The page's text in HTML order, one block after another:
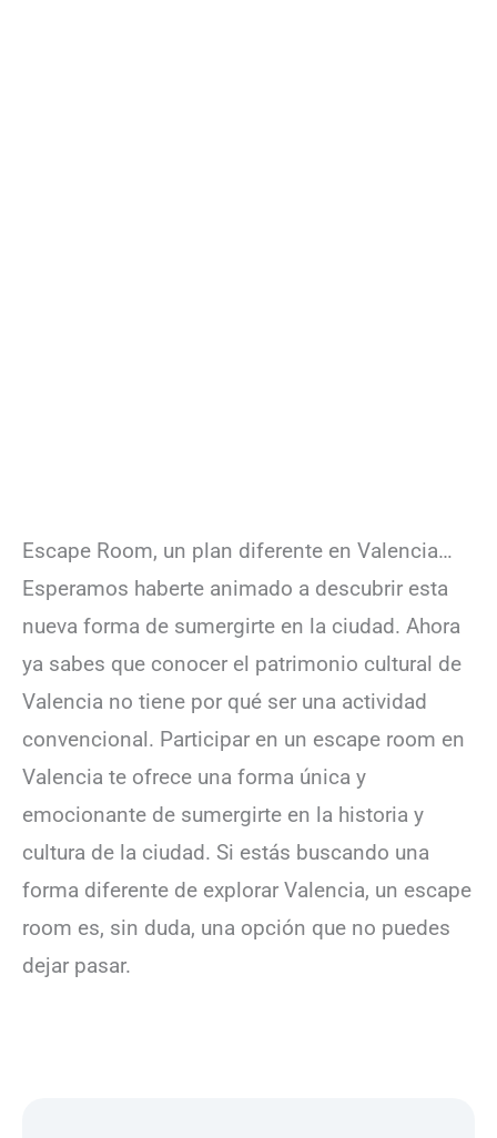
Escape Room, un plan diferente en Valencia…
Esperamos haberte animado a descubrir esta
nueva forma de sumergirte en la ciudad. Ahora
ya sabes que conocer el patrimonio cultural de
Valencia no tiene por qué ser una actividad
convencional. Participar en un escape room en
Valencia te ofrece una forma única y
emocionante de sumergirte en la historia y
cultura de la ciudad. Si estás buscando una
forma diferente de explorar Valencia, un escape
room es, sin duda, una opción que no puedes
dejar pasar.